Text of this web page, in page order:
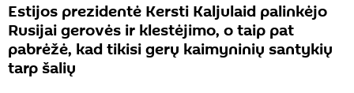
Estijos prezidentė Kersti Kaljulaid palinkėjo
Rusijai gerovės ir klestėjimo, o taip pat
pabrėžė, kad tikisi gerų kaimyninių santykių
tarp šalių